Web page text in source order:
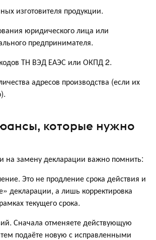
изготовителя продукции.
юридического лица или
предпринимателя.
кодов ТН ВЭД ЕАЭС или ОКПД 2.
адресов производства (если их
которые нужно
на замену декларации важно помнить:
Это не продление срока действия и
декларации, а лишь корректировка
текущего срока.
Сначала отменяете действующую
подаёте новую с исправленными